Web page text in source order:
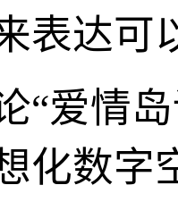
表达可
“爱情
化数字